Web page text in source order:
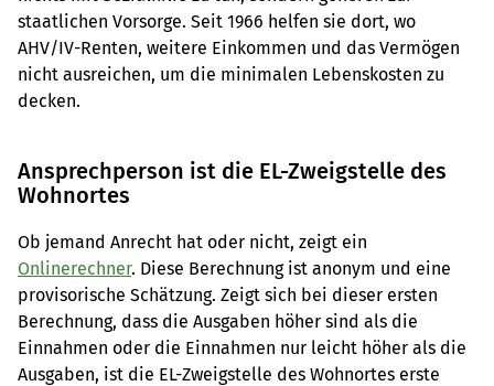
staatlichen Vorsorge. Seit 1966 helfen sie dort, wo
AHV/IV-Renten, weitere Einkommen und das Vermögen
nicht ausreichen, um die minimalen Lebenskosten zu
decken.
Ansprechperson ist die EL-Zweigstelle des
Wohnortes
Ob jemand Anrecht hat oder nicht, zeigt ein
Onlinerechner. Diese Berechnung ist anonym und eine
provisorische Schätzung. Zeigt sich bei dieser ersten
Berechnung, dass die Ausgaben höher sind als die
Einnahmen oder die Einnahmen nur leicht höher als die
Ausgaben, ist die EL-Zweigstelle des Wohnortes erste